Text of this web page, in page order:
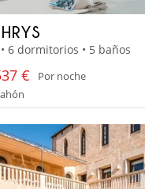
6 dormitorios • 5 baños
€
Por noche